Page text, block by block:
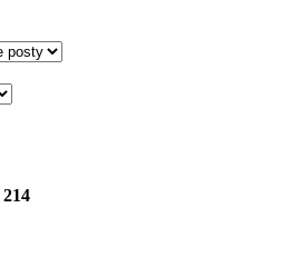
214